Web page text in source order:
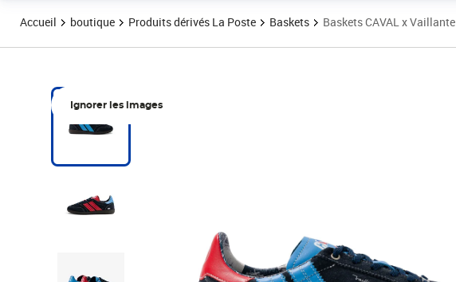
Accueil boutique Produits dérivés La Poste Baskets Baskets CAVAL x Vaillante
Ignorer les images